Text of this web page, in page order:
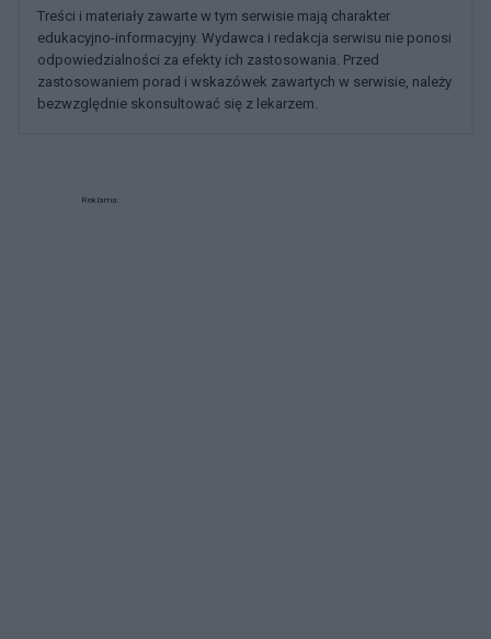
Treści i materiały zawarte w tym serwisie mają charakter
edukacyjno-informacyjny. Wydawca i redakcja serwisu nie ponosi
odpowiedzialności za efekty ich zastosowania. Przed
zastosowaniem porad i wskazówek zawartych w serwisie, należy
bezwzględnie skonsultować się z lekarzem.
Reklama: